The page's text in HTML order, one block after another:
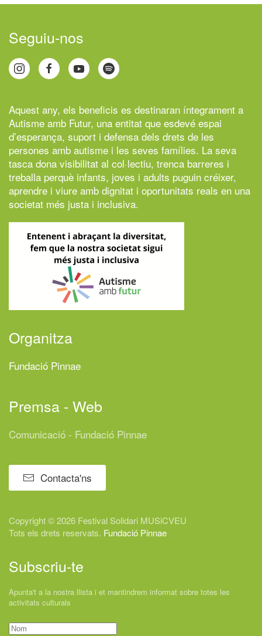
Seguiu-nos
Aquest any, els beneficis es destinaran íntegrament a
Autisme amb Futur, una entitat que esdevé espai
d’esperança, suport i defensa dels drets de les
persones amb autisme i les seves famílies. La seva
tasca dona visibilitat al col·lectiu, trenca barreres i
treballa perquè infants, joves i adults puguin créixer,
aprendre i viure amb dignitat i oportunitats reals en una
societat més justa i inclusiva.
Organitza
Fundació Pinnae
Premsa - Web
Comunicació - Fundació Pinnae
Contacta'ns
Copyright © 2026 Festival Solidari MUSiCVEU
Tots els drets reservats. Fundació Pinnae
Subscriu-te
Apunta't a la nostra llista i et mantindrem informat sobre totes les
activitats culturals